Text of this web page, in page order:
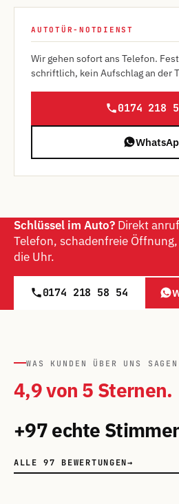
AUTOTÜR-NOTDIENST
Wir gehen sofort ans Telefon.
schriftlich, kein Aufschlag an der
0174 218
Schlüssel im Auto? Direkt
Telefon, schadenfreie
die Uhr.
0174 218 58 54
WAS KUNDEN ÜBER UNS SAGEN
4,9 von 5 Sternen.
+97 echte
ALLE 97 BEWERTUNGEN→